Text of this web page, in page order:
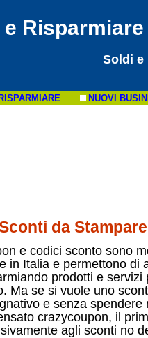
e Risparmiare
Soldi e
RISPARMIARE NUOVI
da Stampare
e codici sconto sono
in Italia e permettono di
prodotti e servizi
Ma se si vuole uno
e senza spendere
crazycoupon, il
agli sconti no